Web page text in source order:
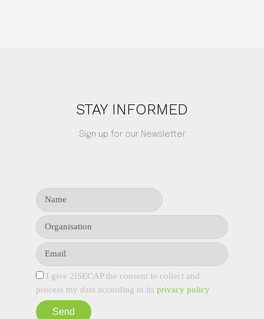
STAY INFORMED
Sign up for our Newsletter
I give 2ISECAP the consent to collect and
process my data according to its privacy policy
Send